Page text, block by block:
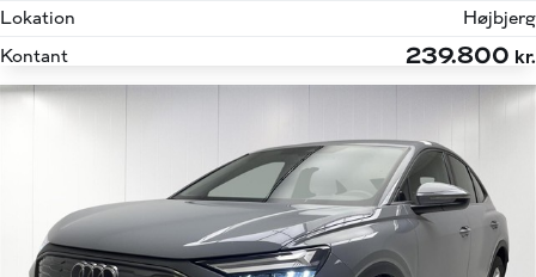
Lokation
Højbjerg
Kontant
239.800 kr.